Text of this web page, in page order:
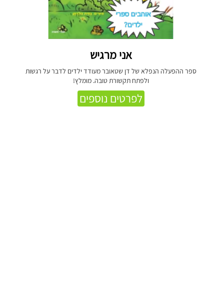
אני מרגיש
ספר ההפעלה הנפלא של דן שטאובר מעודד ילדים לדבר על רגשות
ולפתח תקשורת טובה. מומלץ!
לפרטים נוספים